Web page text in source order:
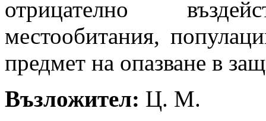
отрицателно
местообитания,
предмет на опазване в
Възложител: Ц. М.